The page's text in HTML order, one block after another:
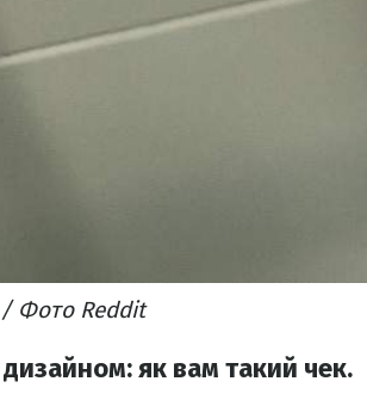
/ Фото Reddit
як вам такий чек.